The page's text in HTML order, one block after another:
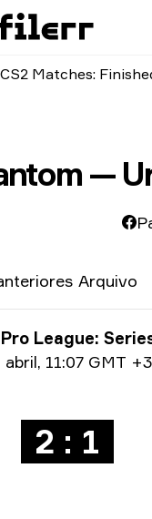
CS2 Matches:
—
Arquivo
o torneio
League:
abril, 11:07 GMT +3
2 : 1